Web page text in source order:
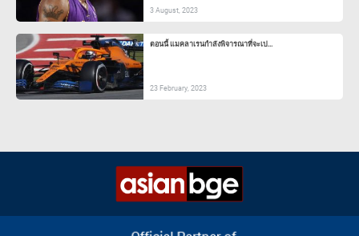
3 August, 2023
ตอนนี้ แมคลาเรนกำลังพิจารณาที่จะเป...
23 February, 2023